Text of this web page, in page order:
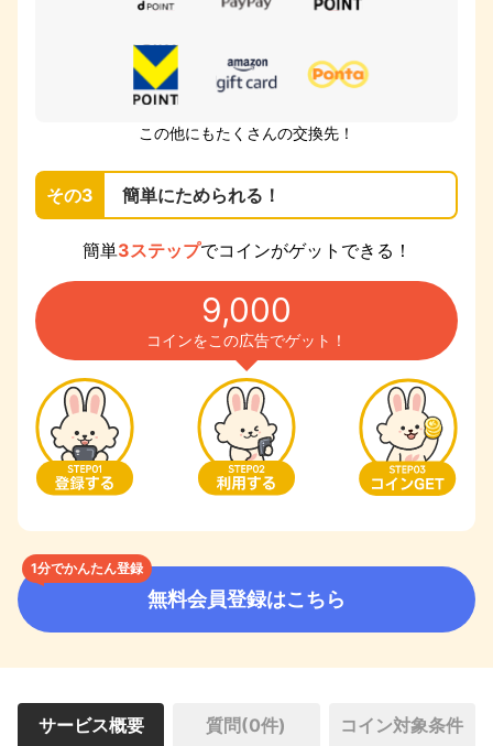
この他にもたくさんの交換先！
その3 簡単にためられる！
簡単3ステップでコインがゲットできる！
9,000
コインをこの広告でゲット！
1分でかんたん登録
無料会員登録はこちら
サービス概要 質問(0件) コイン対象条件